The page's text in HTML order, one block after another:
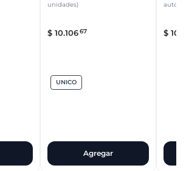
unidades)
$ 10.10667
UNICO
Agregar
$ 10